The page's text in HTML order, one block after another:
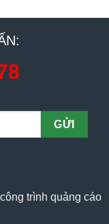
trình quảng cáo